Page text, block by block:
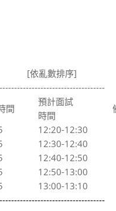
序]
間
預計面試
時間
12:20-12:30
12:30-12:40
12:40-12:50
12:50-13:00
13:00-13:10